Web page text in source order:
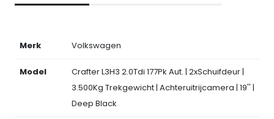
Merk Volkswagen
Model
Crafter L3H3 2.0Tdi 177Pk Aut. | 2xSchuifdeur |
3.500Kg Trekgewicht | Achteruitrijcamera | 19'' |
Deep Black